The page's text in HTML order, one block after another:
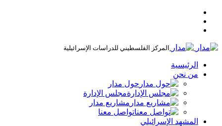
المركز الفلسطيني للدراسات الإسرائيلية
الرئيسية
من نحن
حول مدار
مجلس الإدارة
مشاريع مدار
تواصل معنا
المشهد الإسرائيلي